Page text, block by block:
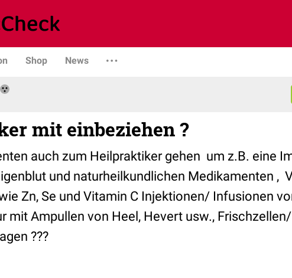
Shop News
mit einbeziehen ?
auch zum Heilpraktiker gehen um z.B. eine
und naturheilkundlichen Medikamenten ,
Zn, Se und Vitamin C Injektionen/ Infusionen
mit Ampullen von Heel, Hevert usw.,
???